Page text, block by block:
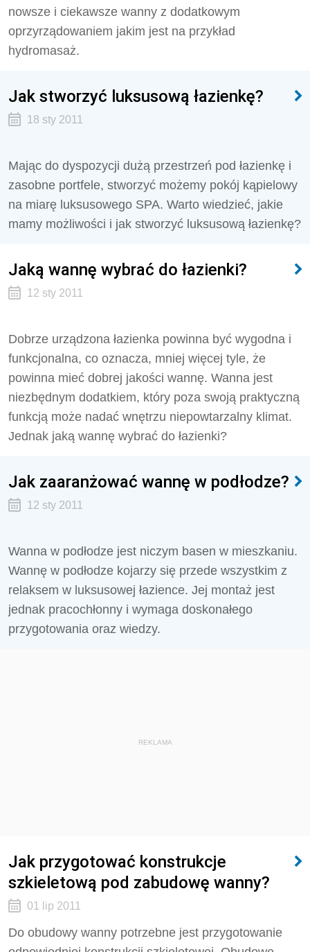
nowsze i ciekawsze wanny z dodatkowym
oprzyrządowaniem jakim jest na przykład
hydromasaż.
Jak stworzyć luksusową łazienkę?
18 sty 2011
Mając do dyspozycji dużą przestrzeń pod łazienkę i
zasobne portfele, stworzyć możemy pokój kąpielowy
na miarę luksusowego SPA. Warto wiedzieć, jakie
mamy możliwości i jak stworzyć luksusową łazienkę?
Jaką wannę wybrać do łazienki?
12 sty 2011
Dobrze urządzona łazienka powinna być wygodna i
funkcjonalna, co oznacza, mniej więcej tyle, że
powinna mieć dobrej jakości wannę. Wanna jest
niezbędnym dodatkiem, który poza swoją praktyczną
funkcją może nadać wnętrzu niepowtarzalny klimat.
Jednak jaką wannę wybrać do łazienki?
Jak zaaranżować wannę w podłodze?
12 sty 2011
Wanna w podłodze jest niczym basen w mieszkaniu.
Wannę w podłodze kojarzy się przede wszystkim z
relaksem w luksusowej łazience. Jej montaż jest
jednak pracochłonny i wymaga doskonałego
przygotowania oraz wiedzy.
REKLAMA
Jak przygotować konstrukcje
szkieletową pod zabudowę wanny?
01 lip 2011
Do obudowy wanny potrzebne jest przygotowanie